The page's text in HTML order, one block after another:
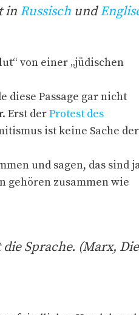
in Russisch und
von einer „jüdischen
diese Passage gar nicht
Erst derProtest des
ist keine Sache der
und sagen, das sind
gehören zusammen wie
Sprache. (Marx, Die